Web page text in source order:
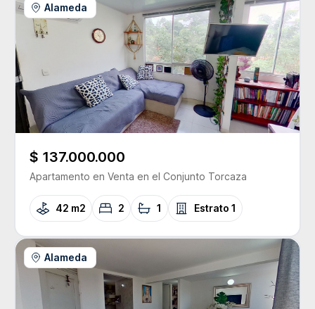
Alameda
$ 137.000.000
Apartamento en Venta en el Conjunto Torcaza
42 m2 2 1 Estrato 1
Alameda